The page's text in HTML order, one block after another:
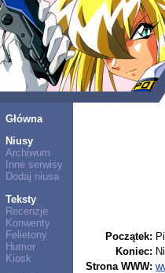
Główna
Niusy
Archiwum
Inne serwisy
Dodaj niusa
Teksty
Recenzje
Konwenty
Felietony
Humor
Kiosk
Początek:
Koniec:
Strona WWW: